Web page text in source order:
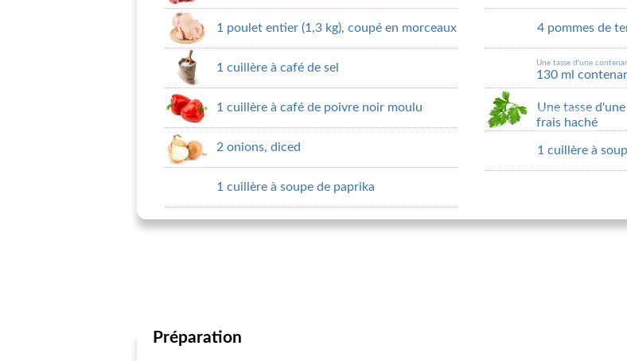
1 poulet entier (1,3 kg), coupé en morceaux
1 cuillère à café de sel
1 cuillère à café de poivre noir moulu
2 onions, diced
1 cuillère à soupe de paprika
4 pommes de
Une tasse d'une
130 ml
Une tasse
frais haché
1 cuillère à
Préparation